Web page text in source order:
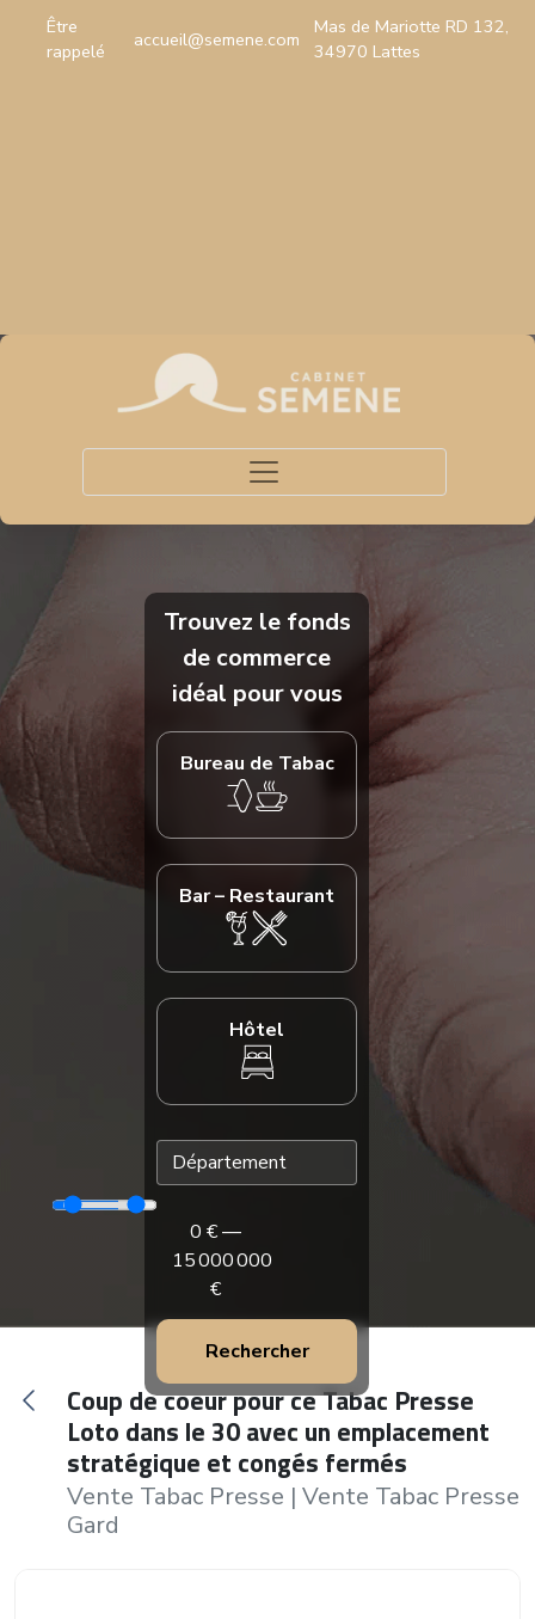
Être
rappelé
accueil@semene.com
Mas de Mariotte RD 132,
34970 Lattes
Toggle navigation
Trouvez le fonds
de commerce
idéal pour vous
Bureau de Tabac
Bar – Restaurant
Hôtel
0 € —
15 000 000
€
Rechercher
Coup de coeur pour ce Tabac Presse
Loto dans le 30 avec un emplacement
stratégique et congés fermés
Vente Tabac Presse | Vente Tabac Presse
Gard